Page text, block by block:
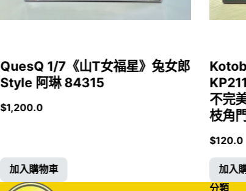
QuesQ 1/7《山T女福星》兔女郎
Style 阿琳 84315
$1,200.0
加入購物車
不完
枝角
$120.0
加入
分類